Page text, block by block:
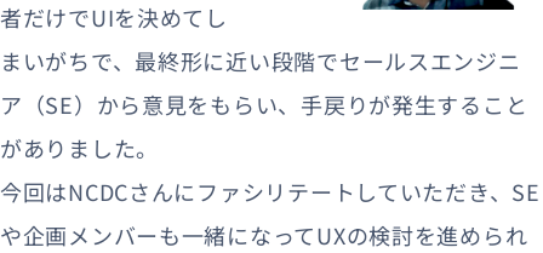
者だけでUIを決めてし
まいがちで、最終形に近い段階でセールスエンジニ
ア（SE）から意見をもらい、手戻りが発生すること
がありました。
今回はNCDCさんにファシリテートしていただき、SE
や企画メンバーも一緒になってUXの検討を進められ